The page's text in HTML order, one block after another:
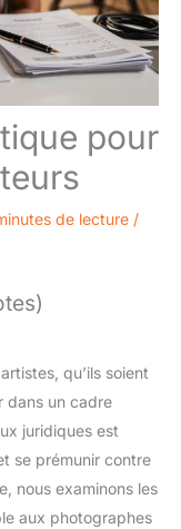
pour
de lecture /
qu’ils soient
dans un cadre
juridiques est
se prémunir contre
nous examinons les
aux photographes